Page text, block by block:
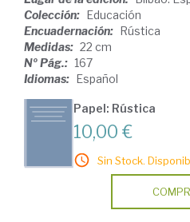
Colección: Educación
Encuadernación: Rústica
Medidas: 22 cm
Nº Pág.: 167
Idiomas: Español
Papel: Rústica
10,00 €
Sin Stock.